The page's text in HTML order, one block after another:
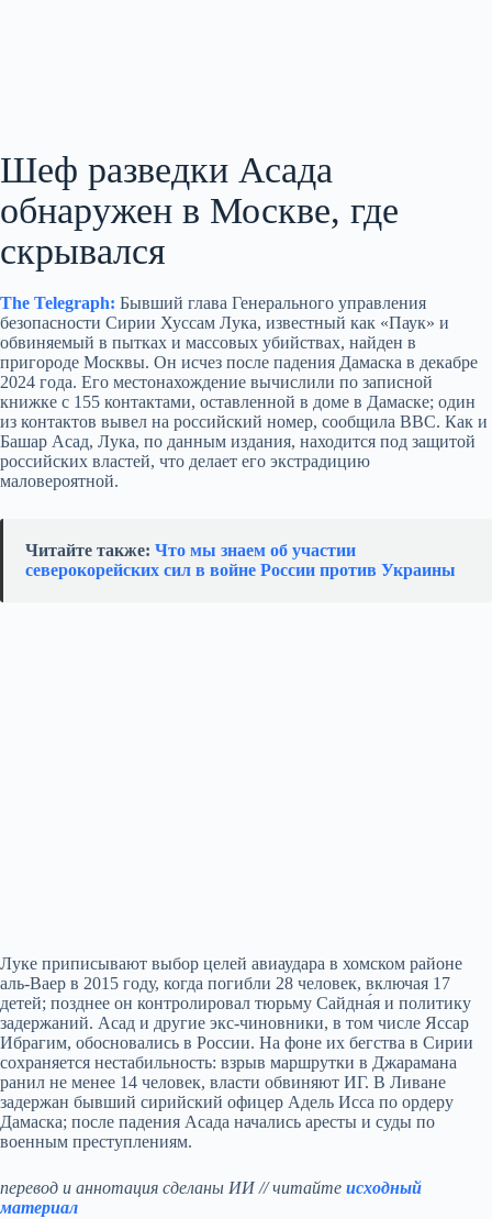
Шеф разведки Асада
обнаружен в Москве, где
скрывался
The Telegraph: Бывший глава Генерального управления
безопасности Сирии Хуссам Лука, известный как «Паук» и
обвиняемый в пытках и массовых убийствах, найден в
пригороде Москвы. Он исчез после падения Дамаска в декабре
2024 года. Его местонахождение вычислили по записной
книжке с 155 контактами, оставленной в доме в Дамаске; один
из контактов вывел на российский номер, сообщила BBC. Как и
Башар Асад, Лука, по данным издания, находится под защитой
российских властей, что делает его экстрадицию
маловероятной.
Читайте также: Что мы знаем об участии
северокорейских сил в войне России против Украины
Луке приписывают выбор целей авиаудара в хомском районе
аль-Ваер в 2015 году, когда погибли 28 человек, включая 17
детей; позднее он контролировал тюрьму Сайдна́я и политику
задержаний. Асад и другие экс-чиновники, в том числе Яссар
Ибрагим, обосновались в России. На фоне их бегства в Сирии
сохраняется нестабильность: взрыв маршрутки в Джарамана
ранил не менее 14 человек, власти обвиняют ИГ. В Ливане
задержан бывший сирийский офицер Адель Исса по ордеру
Дамаска; после падения Асада начались аресты и суды по
военным преступлениям.
перевод и аннотация сделаны ИИ // читайте исходный
материал